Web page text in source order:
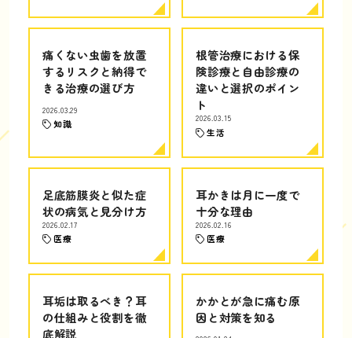
痛くない虫歯を放置
するリスクと納得で
きる治療の選び方
2026.03.29
知識
根管治療における保
険診療と自由診療の
違いと選択のポイン
ト
2026.03.15
生活
足底筋膜炎と似た症
状の病気と見分け方
2026.02.17
医療
耳かきは月に一度で
十分な理由
2026.02.16
医療
耳垢は取るべき？耳
の仕組みと役割を徹
底解説
かかとが急に痛む原
因と対策を知る